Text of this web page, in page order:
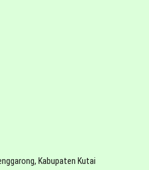
Kabupaten Kutai